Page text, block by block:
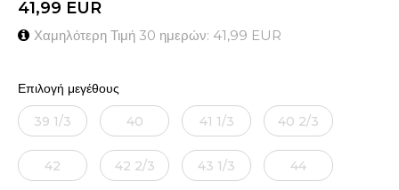
41,99 EUR
Χαμηλότερη Τιμή 30 ημερών: 41,99 EUR
Επιλογή μεγέθους
39 1/3 40 41 1/3 40 2/3
42 42 2/3 43 1/3 44